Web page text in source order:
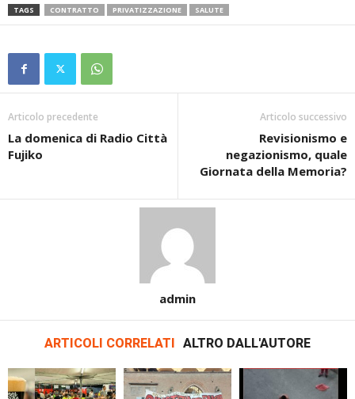
TAGS CONTRATTO PRIVATIZZAZIONE SALUTE
Articolo precedente
La domenica di Radio Città
Fujiko
Articolo successivo
Revisionismo e
negazionismo, quale
Giornata della Memoria?
admin
ARTICOLI CORRELATI ALTRO DALL'AUTORE